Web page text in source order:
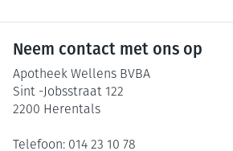
Neem contact met ons op
Apotheek Wellens BVBA
Sint -Jobsstraat 122
2200 Herentals
Telefoon: 014 23 10 78